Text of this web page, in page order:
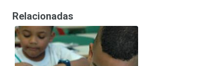
Relacionadas